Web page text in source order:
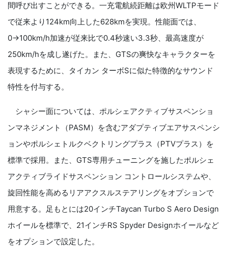
間呼び出すことができる。一充電航続距離は欧州WLTPモード
で従来より124km向上した628kmを実現。性能面では、
0→100km/h加速が従来比で0.4秒速い3.3秒、最高速度が
250km/hを成し遂げた。また、GTSの爽快なキャラクターを
表現するために、タイカン ターボSに似た特徴的なサウンド
特性を付与する。
シャシー面については、ポルシェアクティブサスペンショ
ンマネジメント（PASM）を含むアダプティブエアサスペンシ
ョンやポルシェトルクベクトリングプラス（PTVプラス）を
標準で採用。また、GTS専用チューニングを施したポルシェ
アクティブライドサスペンション コントロールシステムや、
旋回性能を高めるリアアクスルステアリングをオプションで
用意する。足もとには20インチTaycan Turbo S Aero Design
ホイールを標準で、21インチRS Spyder Designホイールなど
をオプションで設定した。